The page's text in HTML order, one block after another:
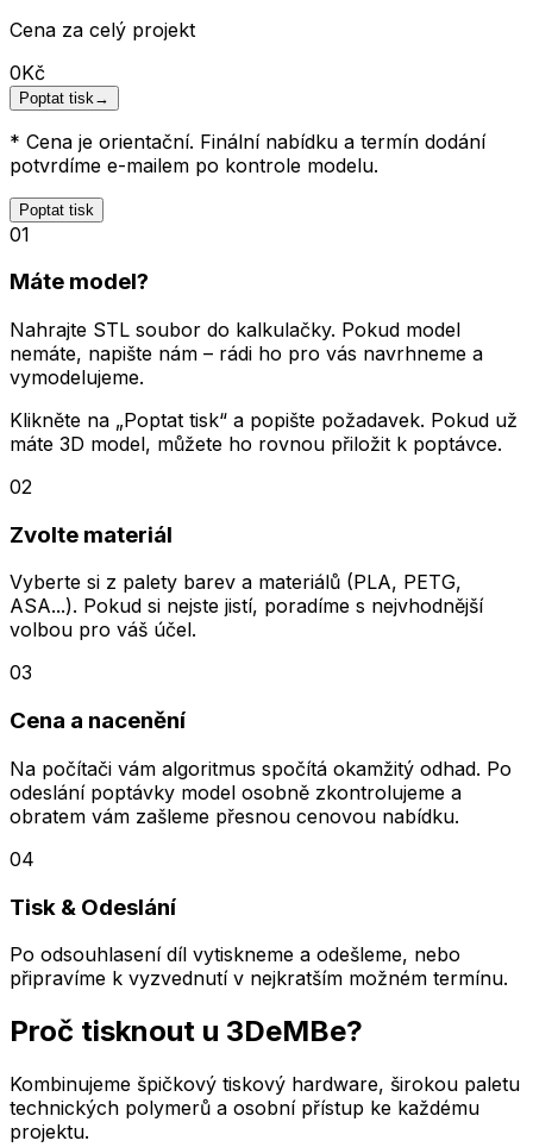
Cena za celý projekt
0Kč
Poptat tisk →
* Cena je orientační. Finální nabídku a termín dodání
potvrdíme e-mailem po kontrole modelu.
Poptat tisk
01
Máte model?
Nahrajte STL soubor do kalkulačky. Pokud model
nemáte, napište nám – rádi ho pro vás navrhneme a
vymodelujeme.
Klikněte na „Poptat tisk“ a popište požadavek. Pokud už
máte 3D model, můžete ho rovnou přiložit k poptávce.
02
Zvolte materiál
Vyberte si z palety barev a materiálů (PLA, PETG,
ASA...). Pokud si nejste jistí, poradíme s nejvhodnější
volbou pro váš účel.
03
Cena a nacenění
Na počítači vám algoritmus spočítá okamžitý odhad. Po
odeslání poptávky model osobně zkontrolujeme a
obratem vám zašleme přesnou cenovou nabídku.
04
Tisk & Odeslání
Po odsouhlasení díl vytiskneme a odešleme, nebo
připravíme k vyzvednutí v nejkratším možném termínu.
Proč tisknout u 3DeMBe?
Kombinujeme špičkový tiskový hardware, širokou paletu
technických polymerů a osobní přístup ke každému
projektu.